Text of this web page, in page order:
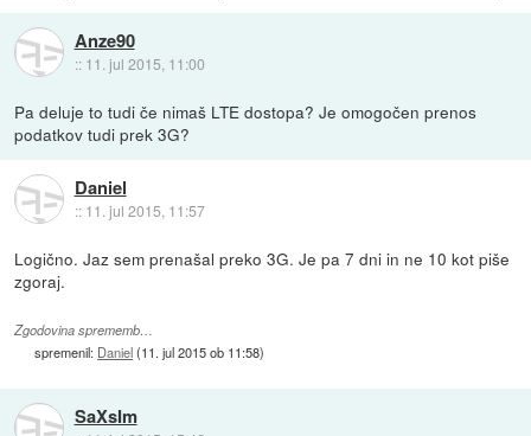
Anze90
:: 11. jul 2015, 11:00
Pa deluje to tudi če nimaš LTE dostopa? Je omogočen prenos
podatkov tudi prek 3G?
Daniel
:: 11. jul 2015, 11:57
Logično. Jaz sem prenašal preko 3G. Je pa 7 dni in ne 10 kot piše
zgoraj.
Zgodovina sprememb…
spremenil: Daniel(11. jul 2015 ob 11:58)
SaXsIm